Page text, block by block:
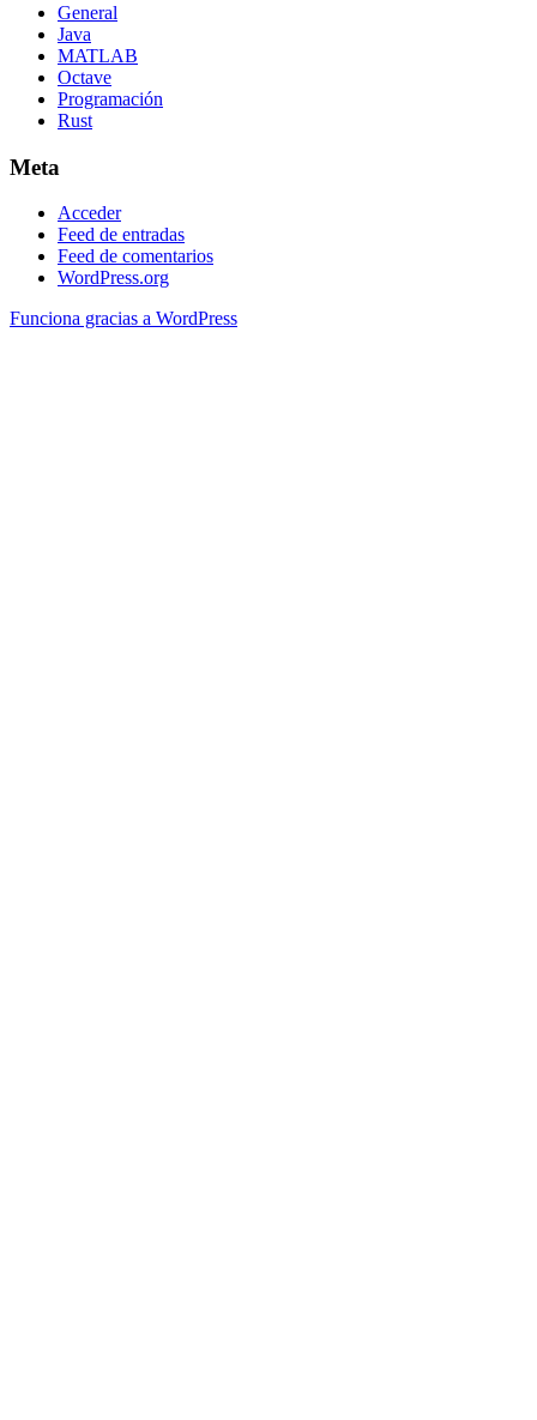
General
Java
MATLAB
Octave
Programación
Rust
Meta
Acceder
Feed de entradas
Feed de comentarios
WordPress.org
Funciona gracias a WordPress